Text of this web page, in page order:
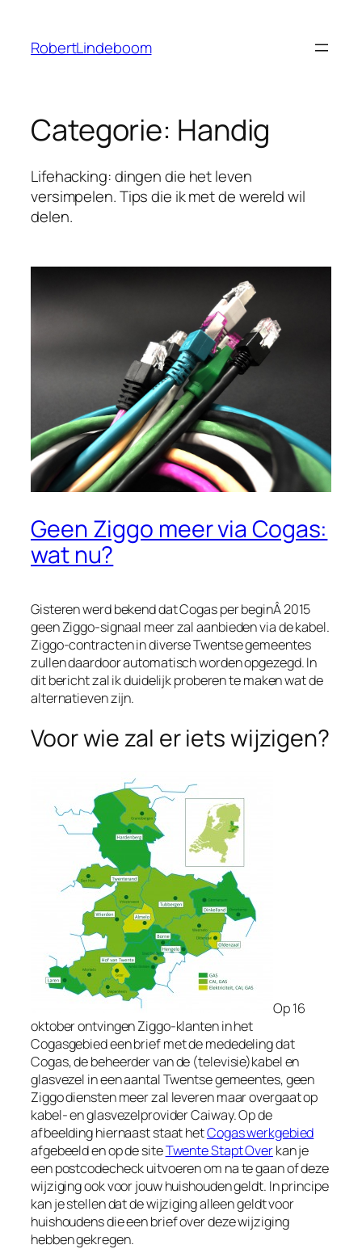
RobertLindeboom
Categorie: Handig
Lifehacking: dingen die het leven
versimpelen. Tips die ik met de wereld wil
delen.
Geen Ziggo meer via Cogas:
wat nu?
Gisteren werd bekend dat Cogas per beginÂ 2015
geen Ziggo-signaal meer zal aanbieden via de kabel.
Ziggo-contracten in diverse Twentse gemeentes
zullen daardoor automatisch worden opgezegd. In
dit bericht zal ik duidelijk proberen te maken wat de
alternatieven zijn.
Voor wie zal er iets wijzigen?
Op 16
oktober ontvingen Ziggo-klanten in het
Cogasgebied een brief met de mededeling dat
Cogas, de beheerder van de (televisie)kabel en
glasvezel in een aantal Twentse gemeentes, geen
Ziggo diensten meer zal leveren maar overgaat op
kabel- en glasvezelprovider Caiway. Op de
afbeelding hiernaast staat hetCogas werkgebied
afgebeeld en op de siteTwente Stapt Overkan je
een postcodecheck uitvoeren om na te gaan of deze
wijziging ook voor jouw huishouden geldt. In principe
kan je stellen dat de wijziging alleen geldt voor
huishoudens die een brief over deze wijziging
hebben gekregen.